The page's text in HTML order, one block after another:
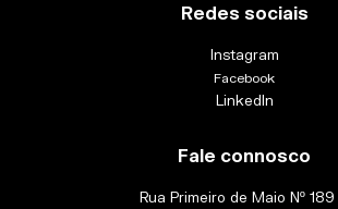
Redes sociais
Instagram
Facebook
LinkedIn
Fale connosco
Rua Primeiro de Maio Nº